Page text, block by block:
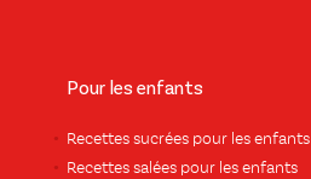
Pour les enfants
Recettes sucrées pour les enfants
Recettes salées pour les enfants